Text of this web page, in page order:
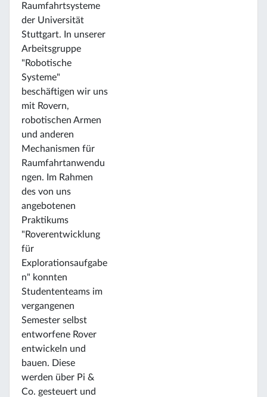
Raumfahrtsysteme
der Universität
Stuttgart. In unserer
Arbeitsgruppe
"Robotische
Systeme"
beschäftigen wir uns
mit Rovern,
robotischen Armen
und anderen
Mechanismen für
Raumfahrtanwendu
ngen. Im Rahmen
des von uns
angebotenen
Praktikums
"Roverentwicklung
für
Explorationsaufgabe
n" konnten
Studententeams im
vergangenen
Semester selbst
entworfene Rover
entwickeln und
bauen. Diese
werden über Pi &
Co. gesteuert und